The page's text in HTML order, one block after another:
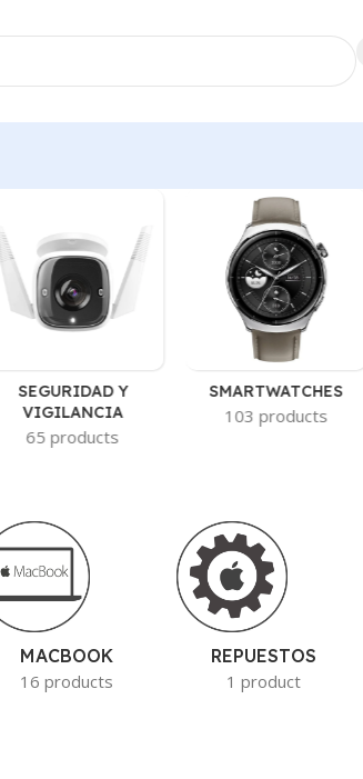
SEGURIDAD Y
VIGILANCIA
65 products
SMARTWATCHES
103 products
MACBOOK
16 products
REPUESTOS
1 product